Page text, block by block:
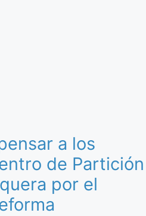
a los
de Partición
por el